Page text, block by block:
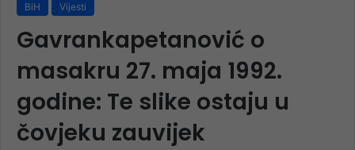
BiH Vijesti
Gavrankapetanović o
masakru 27. maja 1992.
godine: Te slike ostaju u
čovjeku zauvijek